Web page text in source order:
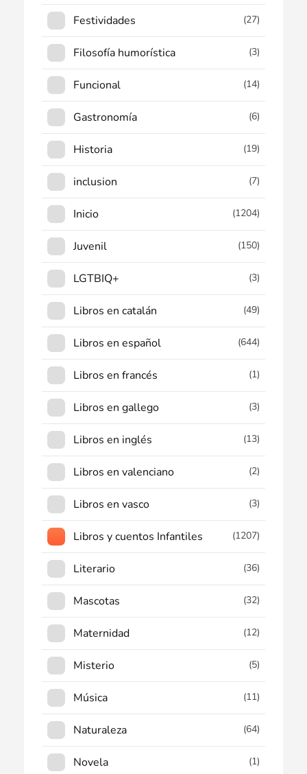
Festividades (27)
Filosofía humorística (3)
Funcional (14)
Gastronomía (6)
Historia (19)
inclusion (7)
Inicio (1204)
Juvenil (150)
LGTBIQ+ (3)
Libros en catalán (49)
Libros en español (644)
Libros en francés (1)
Libros en gallego (3)
Libros en inglés (13)
Libros en valenciano (2)
Libros en vasco (3)
Libros y cuentos Infantiles (1207)
Literario (36)
Mascotas (32)
Maternidad (12)
Misterio (5)
Música (11)
Naturaleza (64)
Novela (1)